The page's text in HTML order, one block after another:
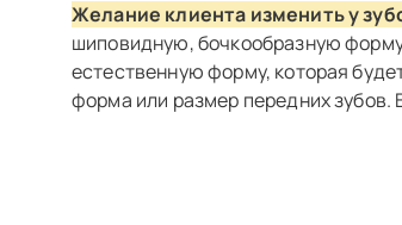
Желание клиента изменить у
шиповидную, бочкообразную
естественную форму, которая
форма или размер передних